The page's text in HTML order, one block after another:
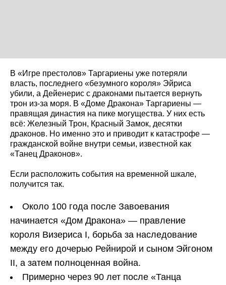
В «Игре престолов» Таргариены уже потеряли
власть, последнего «безумного короля» Эйриса
убили, а Дейенерис с драконами пытается вернуть
трон из-за моря. В «Доме Дракона» Таргариены —
правящая династия на пике могущества. У них есть
всё: Железный Трон, Красный Замок, десятки
драконов. Но именно это и приводит к катастрофе —
гражданской войне внутри семьи, известной как
«Танец Драконов».
Если расположить события на временной шкале,
получится так.
Около 100 года после Завоевания
начинается «Дом Дракона» — правление
короля Визериса I, борьба за наследование
между его дочерью Рейнирой и сыном Эйгоном
II, а затем полноценная война.
Примерно через 90 лет после «Танца